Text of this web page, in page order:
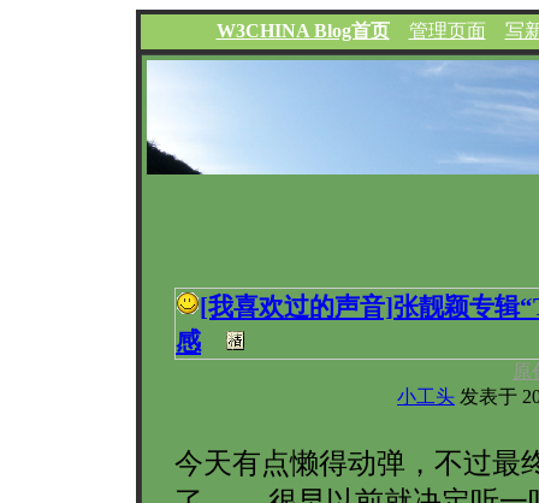
W3CHINA Blog首页 管理页面 写
[我喜欢过的声音]张靓颖专辑
感
原
小工头 发表于
今天有点懒得动弹，不过最